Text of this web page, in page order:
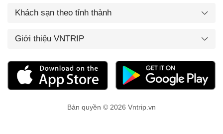
Khách sạn theo tỉnh thành
Giới thiệu VNTRIP
Bản quyền © 2026 Vntrip.vn